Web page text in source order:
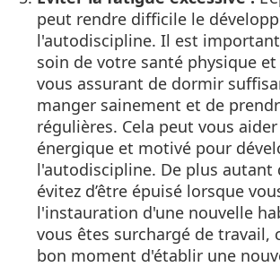
peut rendre difficile le
l'autodiscipline. Il est
soin de votre santé physique
vous assurant de dormir
manger sainement et de
régulières. Cela peut vous
énergique et motivé pour
l'autodiscipline. De plus autant
évitez d’être épuisé lorsque
l'instauration d'une nouvelle
vous êtes surchargé de travail,
bon moment d'établir une